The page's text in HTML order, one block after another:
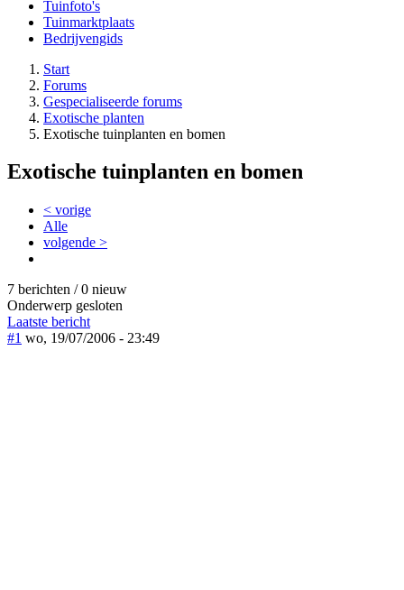
Tuinfoto's
Tuinmarktplaats
Bedrijvengids
Start
Forums
Gespecialiseerde forums
Exotische planten
Exotische tuinplanten en bomen
Exotische tuinplanten en bomen
< vorige
Alle
volgende >
7 berichten / 0 nieuw
Onderwerp gesloten
Laatste bericht
#1 wo, 19/07/2006 - 23:49